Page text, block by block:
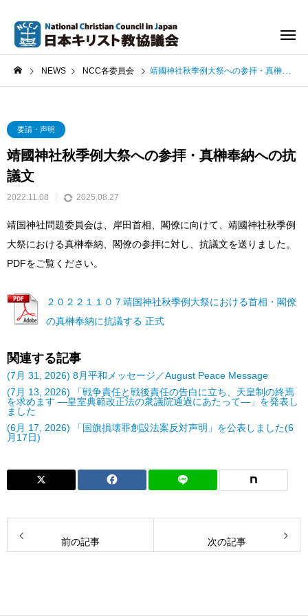
NEWS NCC各委員会 靖國神社秋季例大祭への参拝・真榊奉納への抗議文
要請・声明
靖國神社秋季例大祭への参拝・真榊奉納への抗
議文
2022.11.08 2025.08.27
靖国神社問題委員会は、岸田首相、閣僚に向けて、靖國神社秋季例
大祭における真榊奉納、閣僚の参拝に対し、抗議文を送りました。
PDFをご覧ください。
２０２２１１０７靖国神社秋季例大祭における首相・閣僚
の真榊奉納に抗議する 正式
関連する記事
(7月 31, 2026) 8月平和メッセージ／August Peace Message
(7月 13, 2026) 「戦争責任と戦後責任の告白に立ち、天皇制の終焉
を求めます ―皇室典範改正法の衆議院通過にあたって―」を発表し
ました
(6月 17, 2026) 「国旗損壊罪創設法案反対声明」を公表しました(6
月17日)
前の記事 次の記事